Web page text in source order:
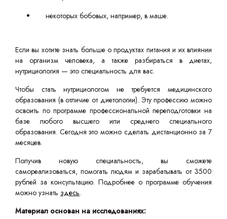
некоторых бобовых, например, в маше.
Если вы хотите знать больше о продуктах питания и их влиянии
на организм человека, а также разбираться в диетах,
нутрициология — это специальность для вас.
Чтобы стать нутрициологом не требуется медицинского
образования (в отличие от диетологии). Эту профессию можно
освоить по программе профессиональной переподготовки на
базе любого высшего или среднего специального
образования. Сегодня это можно сделать дистанционно за 7
месяцев.
Получив новую специальность, вы сможете
самореализоваться, помогать людям и зарабатывать от 3500
рублей за консультацию. Подробнее о программе обучения
можно узнать здесь.
Материал основан на исследованиях: